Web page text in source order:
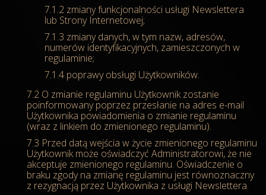
zmiany funkcjonalności usługi Newslettera
lub Strony Internetowej;
zmiany danych, w tym nazw, adresów,
numerów identyfikacyjnych, zamieszczonych w
regulaminie;
poprawy obsługi Użytkowników.
O zmianie regulaminu Użytkownik zostanie
poinformowany poprzez przesłanie na adres e-mail
Użytkownika powiadomienia o zmianie regulaminu
(wraz z linkiem do zmienionego regulaminu).
Przed datą wejścia w życie zmienionego regulaminu
Użytkownik może oświadczyć Administratorowi, że nie
akceptuje zmienionego regulaminu. Oświadczenie o
braku zgody na zmianę regulaminu jest równoznaczny
z rezygnacją przez Użytkownika z usługi Newslettera.